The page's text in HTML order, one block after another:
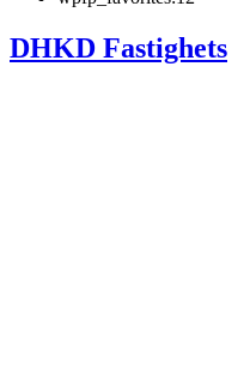
DHKD Fastighets